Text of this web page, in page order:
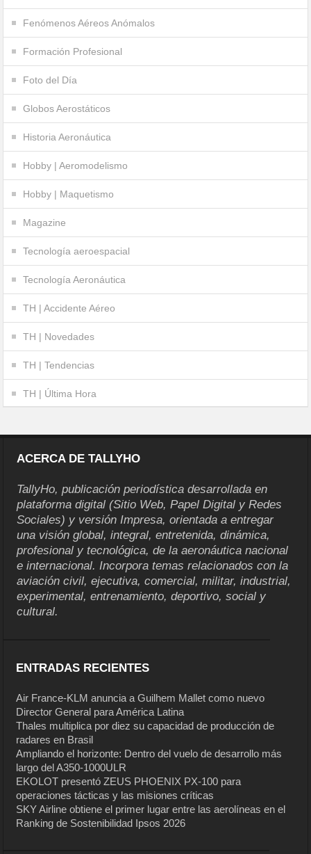
Fenómenos Aéreos Anómalos
Formación Profesional
Foto del Día
Globos Aerostáticos
Historia Aeronáutica
Hobby | Aeromodelismo
Hobby | Maquetismo
Magazine
Tecnología aeroespacial
Tecnología Aeronáutica
TH | Accidente Aéreo
TH | Novedades
TH | Tendencias
TH | Última Hora
ACERCA DE TALLYHO
TallyHo, publicación periodística desarrollada en
plataforma digital (Sitio Web, Papel Digital y Redes
Sociales) y versión Impresa, orientada a entregar
una visión global, integral, entretenida, dinámica,
profesional y tecnológica, de la aeronáutica nacional
e internacional. Incorpora temas relacionados con la
aviación civil, ejecutiva, comercial, militar, industrial,
experimental, entrenamiento, deportivo, social y
cultural.
ENTRADAS RECIENTES
Air France-KLM anuncia a Guilhem Mallet como nuevo
Director General para América Latina
Thales multiplica por diez su capacidad de producción de
radares en Brasil
Ampliando el horizonte: Dentro del vuelo de desarrollo más
largo del A350-1000ULR
EKOLOT presentó ZEUS PHOENIX PX-100 para
operaciones tácticas y las misiones críticas
SKY Airline obtiene el primer lugar entre las aerolíneas en el
Ranking de Sostenibilidad Ipsos 2026